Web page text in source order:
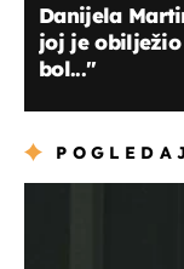
Danijela
joj je
bol...''